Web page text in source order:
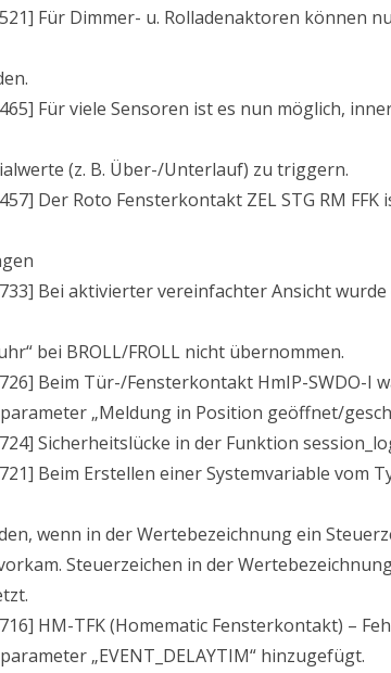
Für Dimmer- u. Rolladenaktoren können
Für viele Sensoren ist es nun möglich,
(z. B. Über-/Unterlauf) zu triggern.
Der Roto Fensterkontakt ZEL STG RM
Bei aktivierter vereinfachter Ansicht
bei BROLL/FROLL nicht übernommen.
Beim Tür-/Fensterkontakt HmIP-SWDO-I
„Meldung in Position geöffnet/
Sicherheitslücke in der Funktion
Beim Erstellen einer Systemvariable vom
wenn in der Wertebezeichnung ein
Steuerzeichen in der
HM-TFK (Homematic Fensterkontakt) –
„EVENT_DELAYTIM“ hinzugefügt.